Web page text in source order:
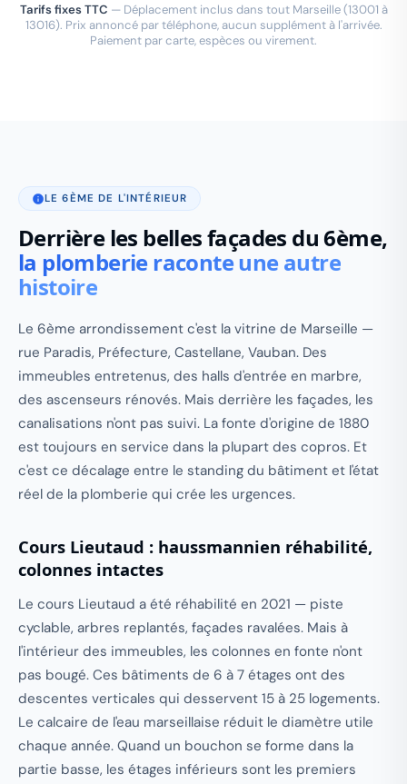
Tarifs fixes TTC — Déplacement inclus dans tout Marseille (13001 à
13016). Prix annoncé par téléphone, aucun supplément à l'arrivée.
Paiement par carte, espèces ou virement.
LE 6ÈME DE L'INTÉRIEUR
Derrière les belles façades du 6ème,
la plomberie raconte une autre
histoire
Le 6ème arrondissement c'est la vitrine de Marseille —
rue Paradis, Préfecture, Castellane, Vauban. Des
immeubles entretenus, des halls d'entrée en marbre,
des ascenseurs rénovés. Mais derrière les façades, les
canalisations n'ont pas suivi. La fonte d'origine de 1880
est toujours en service dans la plupart des copros. Et
c'est ce décalage entre le standing du bâtiment et l'état
réel de la plomberie qui crée les urgences.
Cours Lieutaud : haussmannien réhabilité,
colonnes intactes
Le cours Lieutaud a été réhabilité en 2021 — piste
cyclable, arbres replantés, façades ravalées. Mais à
l'intérieur des immeubles, les colonnes en fonte n'ont
pas bougé. Ces bâtiments de 6 à 7 étages ont des
descentes verticales qui desservent 15 à 25 logements.
Le calcaire de l'eau marseillaise réduit le diamètre utile
chaque année. Quand un bouchon se forme dans la
partie basse, les étages inférieurs sont les premiers